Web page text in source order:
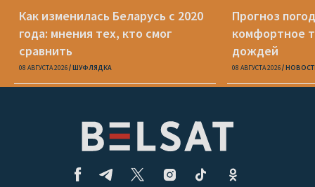
Как изменилась Беларусь с 2020
года: мнения тех, кто смог
сравнить
08 АВГУСТА 2026 ШУФЛЯДКА
Прогноз
комфортное
дождей
08 АВГУСТА 2026